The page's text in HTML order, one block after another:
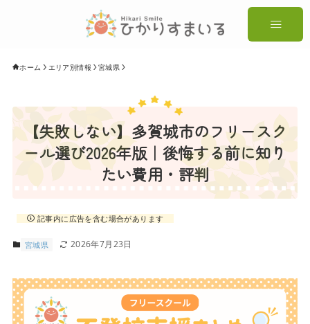
ホーム エリア別情報 宮城県
【失敗しない】多賀城市のフリースク
ール選び2026年版｜後悔する前に知り
たい費用・評判
記事内に広告を含む場合があります
宮城県 2026年7月23日